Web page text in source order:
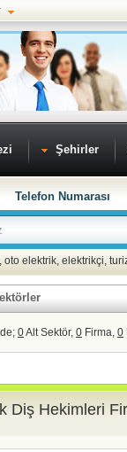
Şehirler
Telefon Numarası
, oto elektrik, elektrikçi,
0Alt Sektör, 0 Firma, 0
Diş Hekimleri